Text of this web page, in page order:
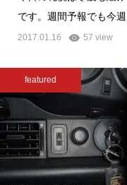
です。週間予報でも今
2017.01.16 57 view
featured